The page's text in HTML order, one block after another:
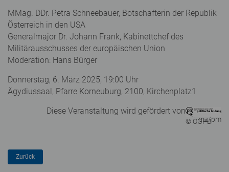
MMag. DDr. Petra Schneebauer, Botschafterin der Republik
Österreich in den USA
Generalmajor Dr. Johann Frank, Kabinettchef des
Militärausschusses der europäischen Union
Moderation: Hans Bürger
Donnerstag, 6. März 2025, 19:00 Uhr
Ägydiussaal, Pfarre Korneuburg, 2100, Kirchenplatz1
© ÖGPB
Diese Veranstaltung wird gefördert von
mz/pm